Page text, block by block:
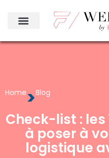
Home>Blog
Check-list : les
à poser à
logistique